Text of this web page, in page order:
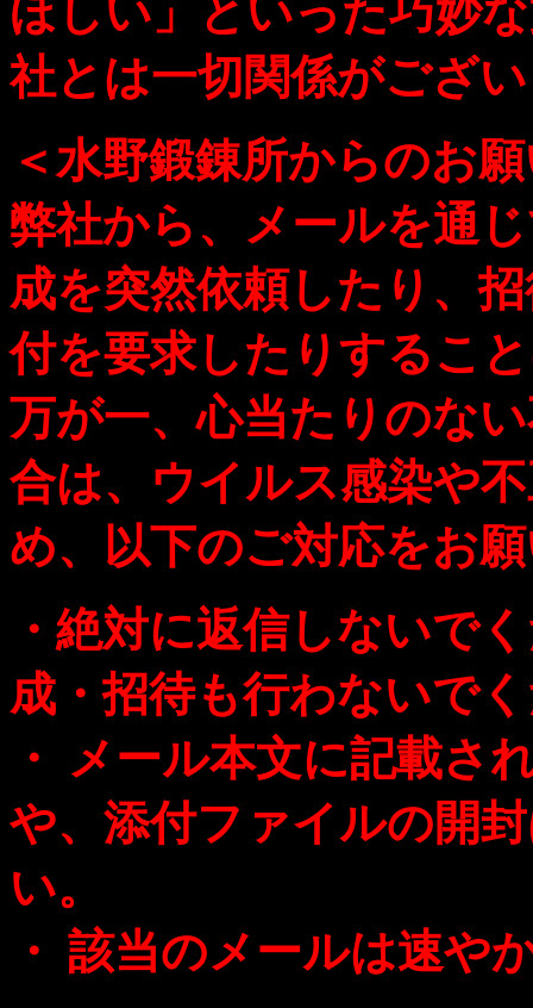
ほしい」といった巧妙
社とは一切関係がござ
＜水野鍛錬所からのお
弊社から、メールを通
成を突然依頼したり、
付を要求したりするこ
万が一、心当たりのな
合は、ウイルス感染や
め、以下のご対応をお
・絶対に返信しないで
成・招待も行わないで
・ メール本文に記載さ
や、添付ファイルの開
い。
・ 該当のメールは速や